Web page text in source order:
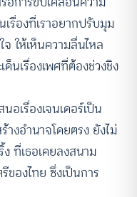
เรื่องที่เราอยากปรับมุม
ให้เห็นความลื่นไหล
ด็นเรื่องเพศที่ต้องช่วงชิง
อเรื่องเจนเดอร์เป็น
างอำนาจโดยตรง ยังไม่
ที่เธอเคยลงสนาม
ของไทย ซึ่งเป็นการ